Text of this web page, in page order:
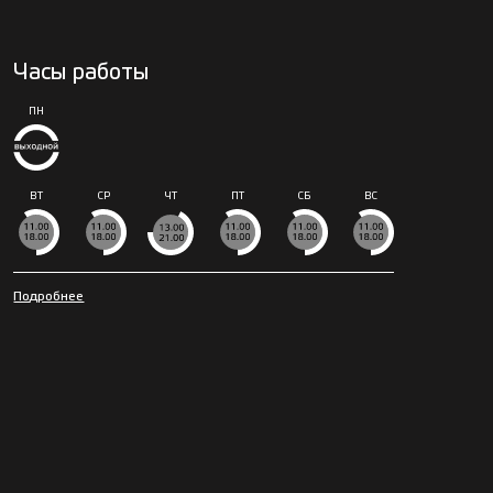
Часы работы
ПН
ВТ СР ЧТ СБ ВС
Подробнее